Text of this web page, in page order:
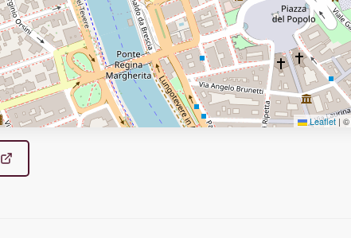
Leaflet | ©